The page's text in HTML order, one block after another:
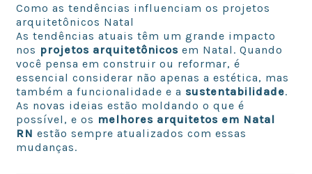
Como as tendências influenciam os projetos
arquitetônicos Natal
As tendências atuais têm um grande impacto
nos projetos arquitetônicos em Natal. Quando
você pensa em construir ou reformar, é
essencial considerar não apenas a estética, mas
também a funcionalidade e a sustentabilidade.
As novas ideias estão moldando o que é
possível, e os melhores arquitetos em Natal
RN estão sempre atualizados com essas
mudanças.